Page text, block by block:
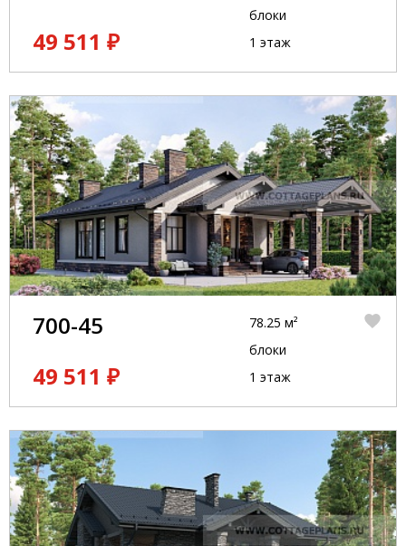
49 511 ₽
блоки
1 этаж
700-45
49 511 ₽
78.25 м²
блоки
1 этаж